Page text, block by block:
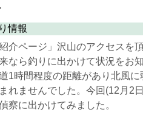
情報
介ページ」沢山のアクセスを
なら釣りに出かけて状況をお
1時間程度の距離があり北風
れませんでした。今回(12月2
察に出かけてみました。